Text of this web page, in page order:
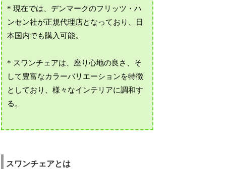
* 現在では、デンマークのフリッツ・ハ
ンセン社が正規代理店となっており、日
本国内でも購入可能。
* スワンチェアは、座り心地の良さ、そ
して豊富なカラーバリエーションを特徴
としており、様々なインテリアに調和す
る。
スワンチェアとは